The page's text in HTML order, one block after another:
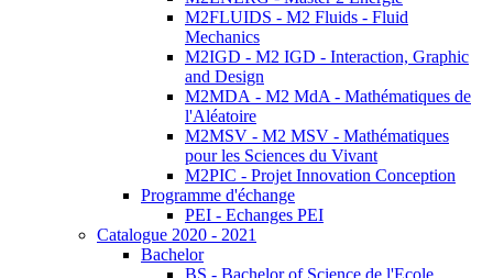
M2FLUIDS - M2 Fluids - Fluid
Mechanics
M2IGD - M2 IGD - Interaction, Graphic
and Design
M2MDA - M2 MdA - Mathématiques de
l'Aléatoire
M2MSV - M2 MSV - Mathématiques
pour les Sciences du Vivant
M2PIC - Projet Innovation Conception
Programme d'échange
PEI - Echanges PEI
Catalogue 2020 - 2021
Bachelor
BS - Bachelor of Science de l'Ecole